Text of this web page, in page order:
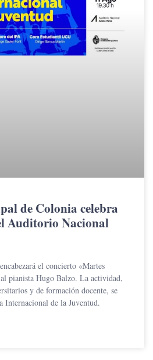
de Colonia celebra
Auditorio Nacional
el concierto «Martes
pianista Hugo Balzo. La actividad,
y de formación docente, se
Internacional de la Juventud.